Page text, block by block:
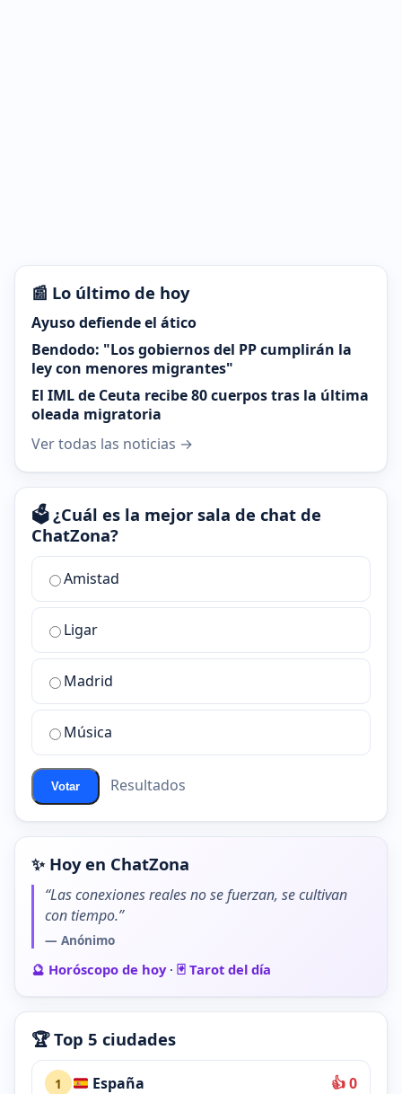
📰 Lo último de hoy
Ayuso defiende el ático
Bendodo: "Los gobiernos del PP cumplirán la
ley con menores migrantes"
El IML de Ceuta recibe 80 cuerpos tras la última
oleada migratoria
Ver todas las noticias →
🗳️ ¿Cuál es la mejor sala de chat de
ChatZona?
¿Cuál
la
mejor
sala
chat
ChatZona?
Amistad
Ligar
Madrid
Música
Votar Resultados
✨ Hoy en ChatZona
“Las conexiones reales no se fuerzan, se cultivan
con tiempo.”
— Anónimo
🔮 Horóscopo de hoy· 🃏 Tarot del día
🏆 Top 5 ciudades
1 España 👍 0